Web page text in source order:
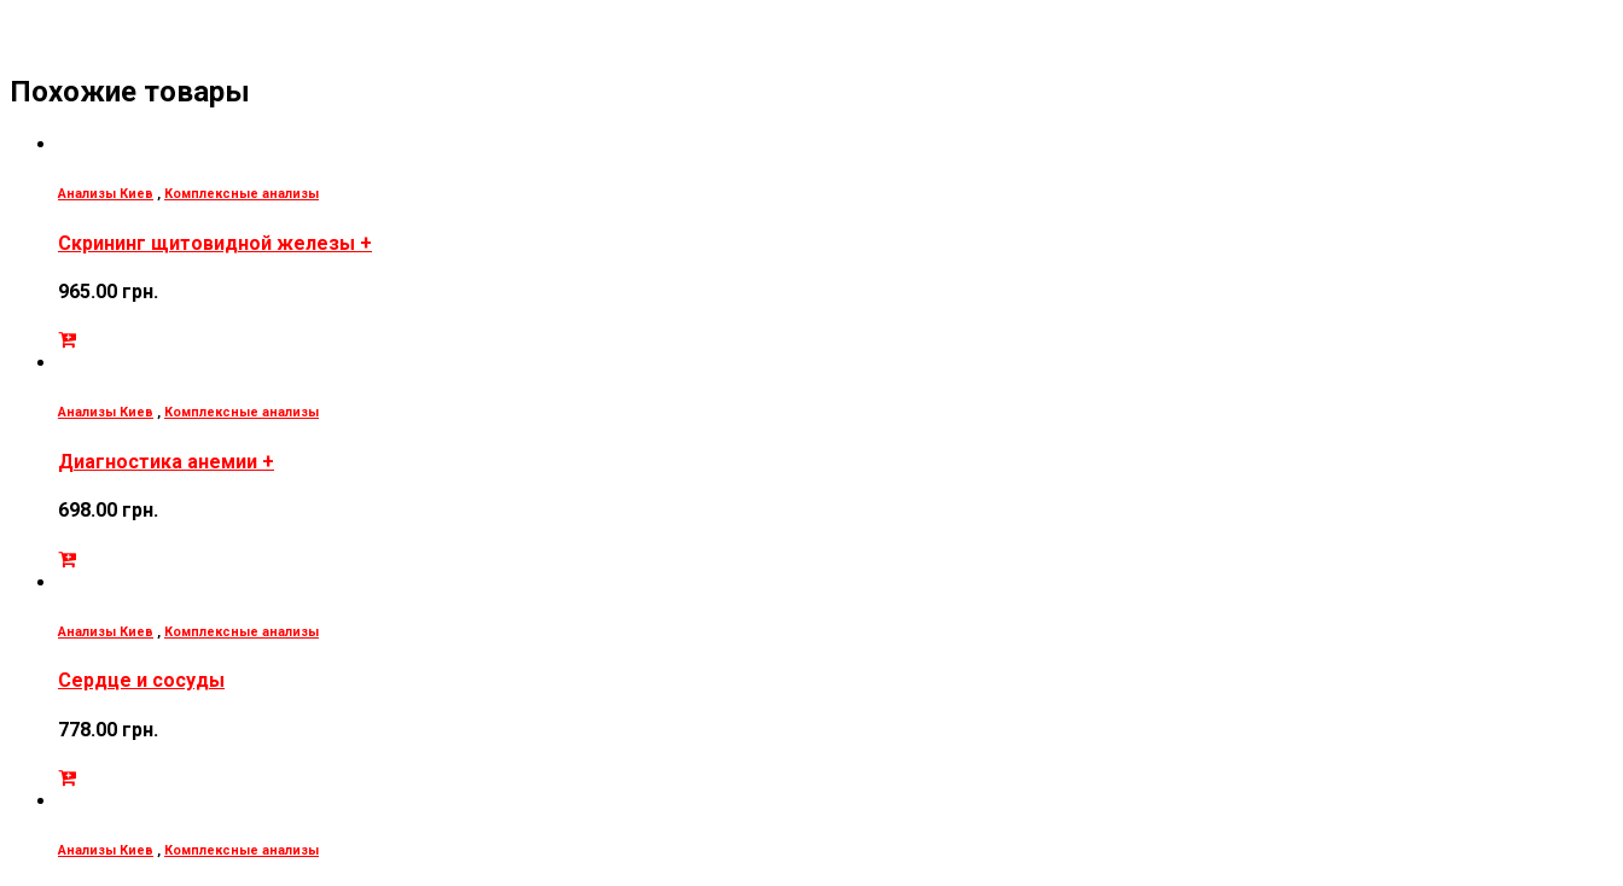
Похожие товары
Анализы Киев Комплексные анализы
Скрининг щитовидной железы +
965.00 грн.
Анализы Киев , Комплексные анализы
Диагностика анемии +
698.00 грн.
Анализы Киев Комплексные анализы
Сердце и сосуды
778.00 грн.
Анализы Киев , Комплексные анализы